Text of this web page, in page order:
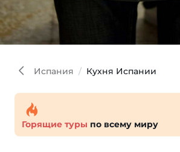
Испания Кухня Испании
Горящие туры по всему миру